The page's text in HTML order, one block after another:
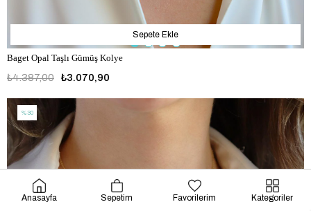
Baget Opal Taşlı Gümüş Kolye
₺3.070,90
₺4.387,00
Sepete Ekle
%30
Anasayfa Sepetim Favorilerim Kategoriler